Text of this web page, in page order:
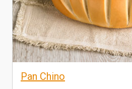
Pan Chino